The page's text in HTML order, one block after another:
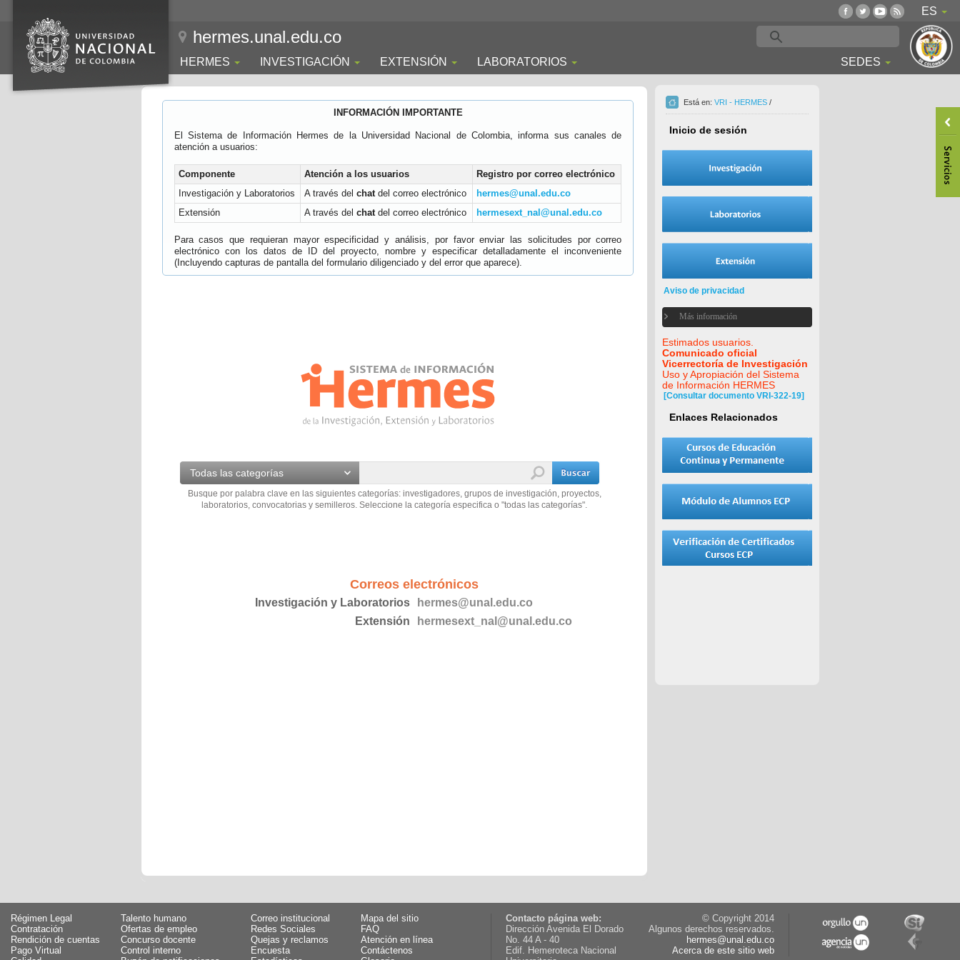
ES
hermes.unal.edu.co
HERMES INVESTIGACIÓN EXTENSIÓN LABORATORIOS SEDES
INFORMACIÓN IMPORTANTE
El Sistema de Información Hermes de la Universidad Nacional de Colombia, informa sus canales de
atención a usuarios:
Componente Atención a los usuarios
Registro por correo electrónico
Investigación y Laboratorios
A través del chatdel correo electrónico
hermes@unal.edu.co
Extensión
A través del chatdel correo electrónico hermesext_nal@unal.edu.co
Para casos que requieran mayor especificidad y análisis, por favor enviar las solicitudes por correo
electrónico con los datos de ID del proyecto, nombre y especificar detalladamente el inconveniente
(Incluyendo capturas de pantalla del formulario diligenciado y del error que aparece).
Todas las categorías
Busque por palabra clave en las siguientes categorías: investigadores, grupos de investigación, proyectos,
laboratorios, convocatorias y semilleros. Seleccione la categoría especifica o "todas las categorías".
Correos electrónicos
Investigación y Laboratorios
hermes@unal.edu.co
Extensión
hermesext_nal@unal.edu.co
Está en: VRI - HERMES /
Inicio de sesión
Aviso de privacidad
Más información
Estimados usuarios.
Comunicado oficial
Vicerrectoría de Investigación
Uso y Apropiación del Sistema
de Información HERMES
[Consultar documento VRI-322-19]
Enlaces Relacionados
Régimen Legal
Talento humano
Contratación
Ofertas de empleo
Rendición de cuentas
Concurso docente
Pago Virtual
Control interno
Correo institucional
Mapa del sitio
Redes Sociales
FAQ
Quejas y reclamos
Atención en línea
Encuesta
Contáctenos
Contacto página web:
Dirección Avenida El Dorado
No. 44 A - 40
Edif. Hemeroteca Nacional
© Copyright 2014
Algunos derechos reservados.
hermes@unal.edu.co
Acerca de este sitio web